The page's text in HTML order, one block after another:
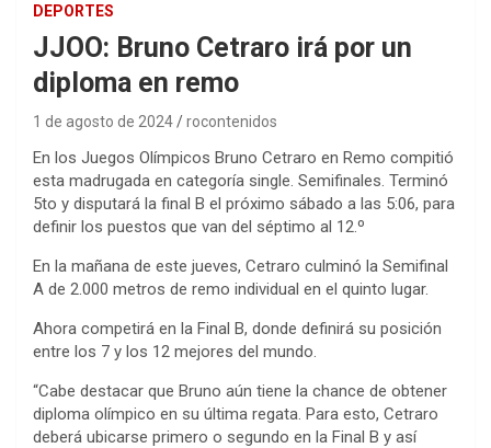
DEPORTES
JJOO: Bruno Cetraro irá por un
diploma en remo
1 de agosto de 2024 rocontenidos
En los Juegos Olímpicos Bruno Cetraro en Remo compitió
esta madrugada en categoría single. Semifinales. Terminó
5to y disputará la final B el próximo sábado a las 5:06, para
definir los puestos que van del séptimo al 12.º
En la mañana de este jueves, Cetraro culminó la Semifinal
A de 2.000 metros de remo individual en el quinto lugar.
Ahora competirá en la Final B, donde definirá su posición
entre los 7 y los 12 mejores del mundo.
“Cabe destacar que Bruno aún tiene la chance de obtener
diploma olímpico en su última regata. Para esto, Cetraro
deberá ubicarse primero o segundo en la Final B y así